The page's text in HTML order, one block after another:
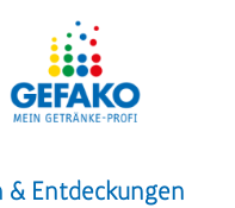
Entdeckungen